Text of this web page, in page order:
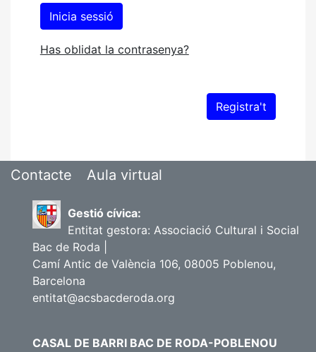
Has oblidat la contrasenya?
Contacte Aula virtual
Gestió cívica:
Entitat gestora: Associació Cultural i Social
Bac de Roda |
Camí Antic de València 106, 08005 Poblenou,
Barcelona
entitat@acsbacderoda.org
CASAL DE BARRI BAC DE RODA-POBLENOU